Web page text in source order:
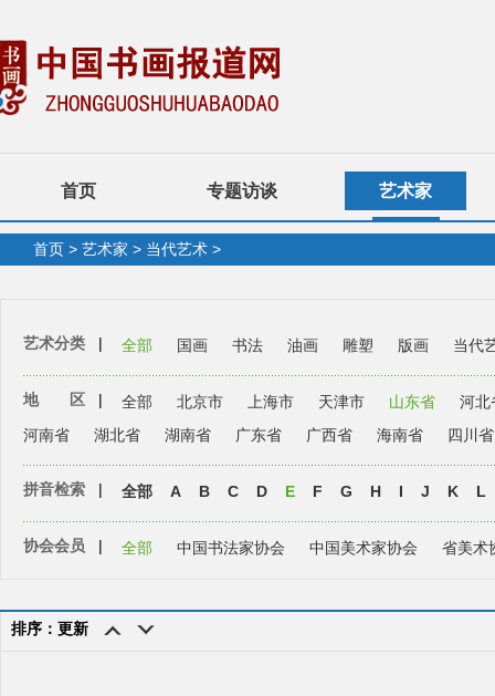
首页 专题访谈 艺术家
首页 > 艺术家 > 当代艺术 >
艺术分类 | 全部 国画 书法 油画 雕塑 版画 当代
地 区 | 全部 北京市 上海市 天津市 山东省
河北
河南省
湖北省 湖南省 广东省 广西省 海南省 四川省
拼音检索 | 全部 A B C D E F G H I J K L
协会会员 | 全部 中国书法家协会 中国美术家协会 省美术
排序：更新